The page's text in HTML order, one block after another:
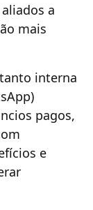
a
mais
interna
pagos,
e